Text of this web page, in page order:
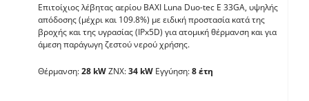
BAXI Luna Duo-tec E
33GA
Επιτοίχιος λέβητας αερίου BAXI Luna Duo-tec E 33GA, υψηλής
απόδοσης (μέχρι και 109.8%) με ειδική προστασία κατά της
βροχής και της υγρασίας (IPx5D) για ατομική θέρμανση και για
άμεση παράγωγη ζεστού νερού χρήσης.
Θέρμανση:28 kWΖΝΧ:34 kWΕγγύηση:8 έτη